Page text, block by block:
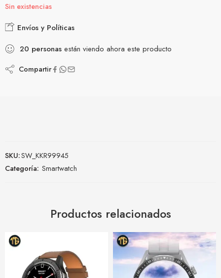
Sin existencias
Envíos y Políticas
20 personas están viendo ahora este producto
Compartir
SKU:SW_KKR99945
Categoría: Smartwatch
Productos relacionados